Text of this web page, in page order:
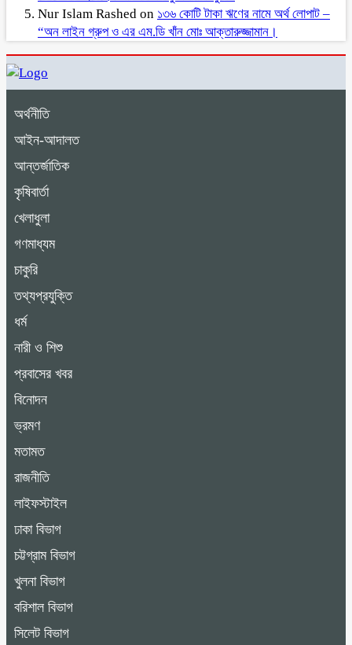
Nur Islam Rashed on ১৩৬ কোটি টাকা ঋণের নামে অর্থ লোপাট –
“অন লাইন গ্রুপ ও এর এম.ডি খাঁন মোঃ আক্তারুজ্জামান।
অর্থনীতি
আইন-আদালত
আন্তর্জাতিক
কৃষিবার্তা
খেলাধুলা
গণমাধ্যম
চাকুরি
তথ্যপ্রযুক্তি
ধর্ম
নারী ও শিশু
প্রবাসের খবর
বিনোদন
ভ্রমণ
মতামত
রাজনীতি
লাইফস্টাইল
ঢাকা বিভাগ
চট্টগ্রাম বিভাগ
খুলনা বিভাগ
বরিশাল বিভাগ
সিলেট বিভাগ